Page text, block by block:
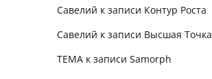
Савелий к записи Контур Роста
Савелий к записи Высшая Точка
TEMAк записи Samorph